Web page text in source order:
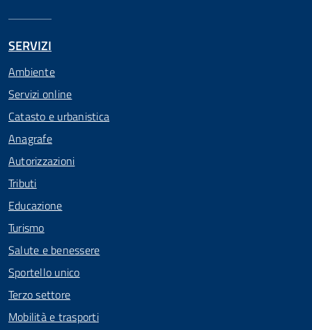
SERVIZI
Ambiente
Servizi online
Catasto e urbanistica
Anagrafe
Autorizzazioni
Tributi
Educazione
Turismo
Salute e benessere
Sportello unico
Terzo settore
Mobilità e trasporti